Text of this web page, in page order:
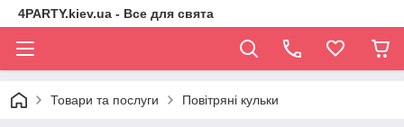
4PARTY.kiev.ua - Все для свята
Товари та послуги Повітряні кульки